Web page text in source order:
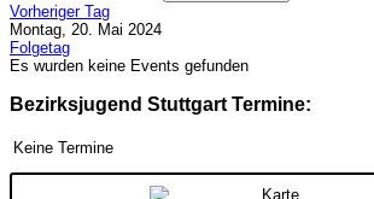
Vorheriger Tag
Montag, 20. Mai 2024
Folgetag
Es wurden keine Events gefunden
Bezirksjugend Stuttgart Termine:
Keine Termine